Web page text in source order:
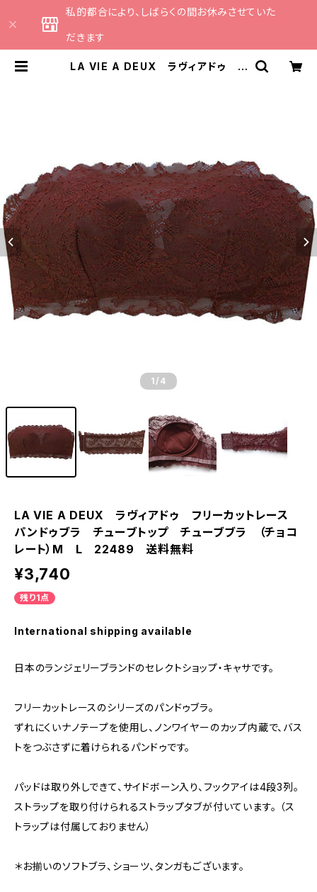
私的都合により、しばらくの間お休みさせていた
だきます
LA VIE A DEUX ラヴィアドゥ フ
1 /4
LA VIE A DEUX ラヴィアドゥ フリーカットレース
パンドゥブラ チューブトップ チューブブラ （チョコ
レート）M L 22489 送料無料
¥3,740
残り1点
International shipping available
日本のランジェリーブランドのセレクトショップ・キャサです。
フリーカットレースのシリーズのパンドゥブラ。
ずれにくいナノテープを使用し、ノンワイヤーのカップ内蔵で、バス
トをつぶさずに着けられるパンドゥです。
パッドは取り外しできて、サイドボーン入り、フックアイは4段3列。
ストラップを取り付けられるストラップタブが付いています。 （ス
トラップは付属しておりません）
＊お揃いのソフトブラ、ショーツ、タンガもございます。